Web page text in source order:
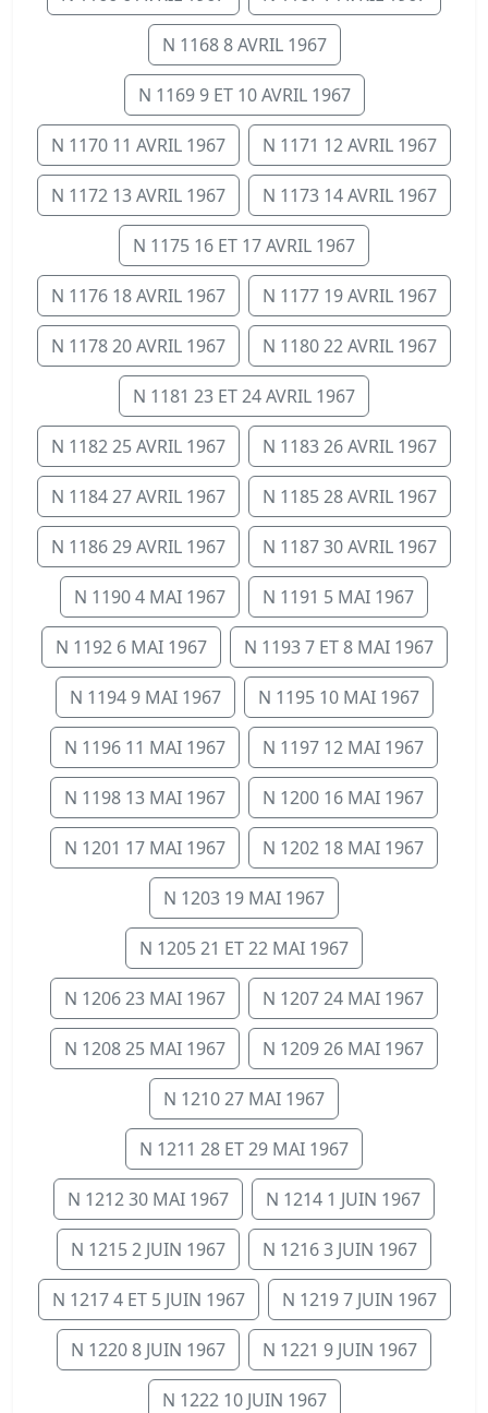
N 1168 8 AVRIL 1967
N 1169 9 ET 10 AVRIL 1967
N 1170 11 AVRIL 1967 N 1171 12 AVRIL 1967
N 1172 13 AVRIL 1967 N 1173 14 AVRIL 1967
N 1175 16 ET 17 AVRIL 1967
N 1176 18 AVRIL 1967 N 1177 19 AVRIL 1967
N 1178 20 AVRIL 1967 N 1180 22 AVRIL 1967
N 1181 23 ET 24 AVRIL 1967
N 1182 25 AVRIL 1967 N 1183 26 AVRIL 1967
N 1184 27 AVRIL 1967 N 1185 28 AVRIL 1967
N 1186 29 AVRIL 1967 N 1187 30 AVRIL 1967
N 1190 4 MAI 1967 N 1191 5 MAI 1967
N 1192 6 MAI 1967 N 1193 7 ET 8 MAI 1967
N 1194 9 MAI 1967 N 1195 10 MAI 1967
N 1196 11 MAI 1967 N 1197 12 MAI 1967
N 1198 13 MAI 1967 N 1200 16 MAI 1967
N 1201 17 MAI 1967 N 1202 18 MAI 1967
N 1203 19 MAI 1967
N 1205 21 ET 22 MAI 1967
N 1206 23 MAI 1967 N 1207 24 MAI 1967
N 1208 25 MAI 1967 N 1209 26 MAI 1967
N 1210 27 MAI 1967
N 1211 28 ET 29 MAI 1967
N 1212 30 MAI 1967 N 1214 1 JUIN 1967
N 1215 2 JUIN 1967 N 1216 3 JUIN 1967
N 1217 4 ET 5 JUIN 1967 N 1219 7 JUIN 1967
N 1220 8 JUIN 1967 N 1221 9 JUIN 1967
N 1222 10 JUIN 1967